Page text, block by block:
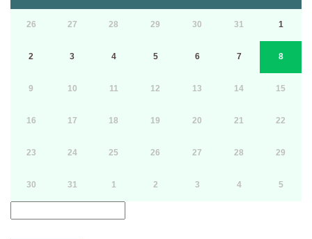
26 27 28 29 30 31 1
2 3 4 5 6 7 8
9 10 11 12 13 14 15
16 17 18 19 20 21 22
23 24 25 26 27 28 29
30 31 1 2 3 4 5